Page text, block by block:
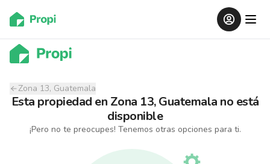
Zona 13, Guatemala
Esta propiedad en Zona 13, Guatemala no está
disponible
¡Pero no te preocupes! Tenemos otras opciones para ti.